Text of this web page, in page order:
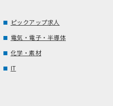
ピックアップ求人
電気・電子・半導体
化学・素材
IT